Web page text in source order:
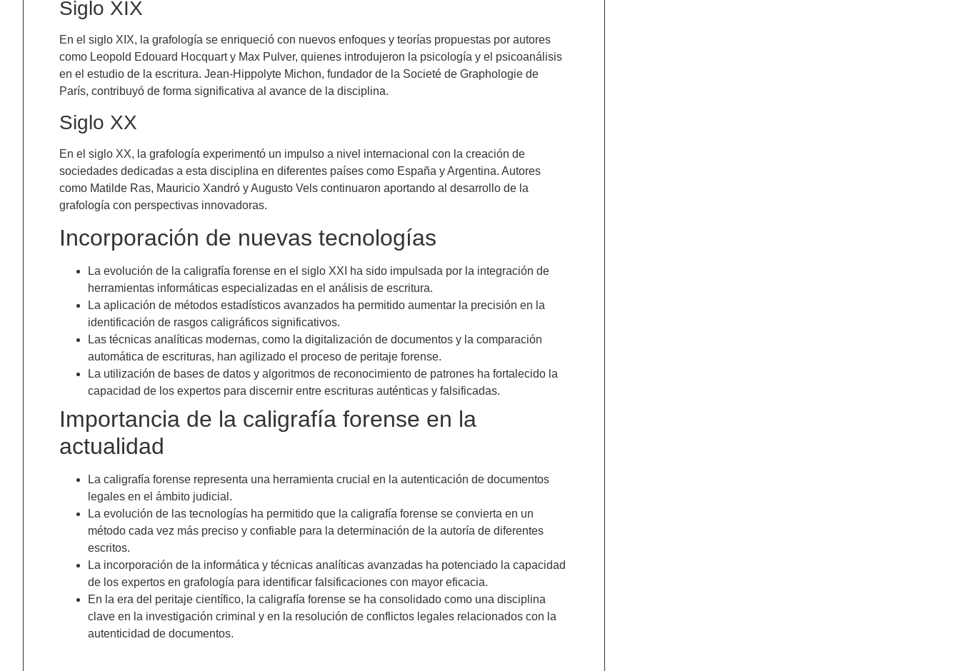
Siglo XIX
En el siglo XIX, la grafología se enriqueció con nuevos enfoques y teorías propuestas por autores
como Leopold Edouard Hocquart y Max Pulver, quienes introdujeron la psicología y el psicoanálisis
en el estudio de la escritura. Jean-Hippolyte Michon, fundador de la Societé de Graphologie de
París, contribuyó de forma significativa al avance de la disciplina.
Siglo XX
En el siglo XX, la grafología experimentó un impulso a nivel internacional con la creación de
sociedades dedicadas a esta disciplina en diferentes países como España y Argentina. Autores
como Matilde Ras, Mauricio Xandró y Augusto Vels continuaron aportando al desarrollo de la
grafología con perspectivas innovadoras.
Incorporación de nuevas tecnologías
La evolución de la caligrafía forense en el siglo XXI ha sido impulsada por la integración de
herramientas informáticas especializadas en el análisis de escritura.
La aplicación de métodos estadísticos avanzados ha permitido aumentar la precisión en la
identificación de rasgos caligráficos significativos.
Las técnicas analíticas modernas, como la digitalización de documentos y la comparación
automática de escrituras, han agilizado el proceso de peritaje forense.
La utilización de bases de datos y algoritmos de reconocimiento de patrones ha fortalecido la
capacidad de los expertos para discernir entre escrituras auténticas y falsificadas.
Importancia de la caligrafía forense en la
actualidad
La caligrafía forense representa una herramienta crucial en la autenticación de documentos
legales en el ámbito judicial.
La evolución de las tecnologías ha permitido que la caligrafía forense se convierta en un
método cada vez más preciso y confiable para la determinación de la autoría de diferentes
escritos.
La incorporación de la informática y técnicas analíticas avanzadas ha potenciado la capacidad
de los expertos en grafología para identificar falsificaciones con mayor eficacia.
En la era del peritaje científico, la caligrafía forense se ha consolidado como una disciplina
clave en la investigación criminal y en la resolución de conflictos legales relacionados con la
autenticidad de documentos.